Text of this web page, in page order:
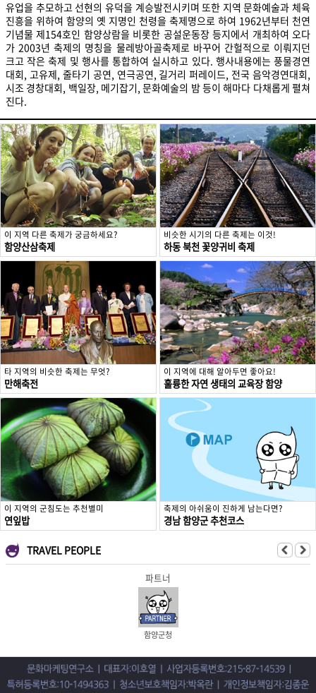
유업을 추모하고 선현의 유덕을 계승발전시키며 또한 지역 문화예술과 체육
진흥을 위하여 함양의 옛 지명인 천령을 축제명으로 하여 1962년부터 천연
기념물 제154호인 함양상람을 비롯한 공설운동장 등지에서 개최하여 오다
가 2003년 축제의 명칭을 물레방아골축제로 바꾸어 간헐적으로 이뤄지던
크고 작은 축제 및 행사를 통합하여 실시하고 있다. 행사내용에는 풍물경연
대회, 고유제, 줄타기 공연, 연극공연, 길거리 퍼레이드, 전국 음악경연대회,
시조 경창대회, 백일장, 메기잡기, 문화예술의 밤 등이 해마다 다채롭게 펼쳐
진다.
이 지역 다른 축제가 궁금하세요?
함양산삼축제
비슷한 시기의 다른 축제는 이것!
하동 북천 꽃양귀비 축제
타 지역의 비슷한 축제는 무엇?
만해축전
이 지역에 대해 알아두면 좋아요!
훌륭한 자연 생태의 교육장 함양
이 지역의 군침도는 추천별미
연잎밥
축제의 아쉬움이 진하게 남는다면?
경남 함양군 추천코스
TRAVEL PEOPLE
파트너
함양군청